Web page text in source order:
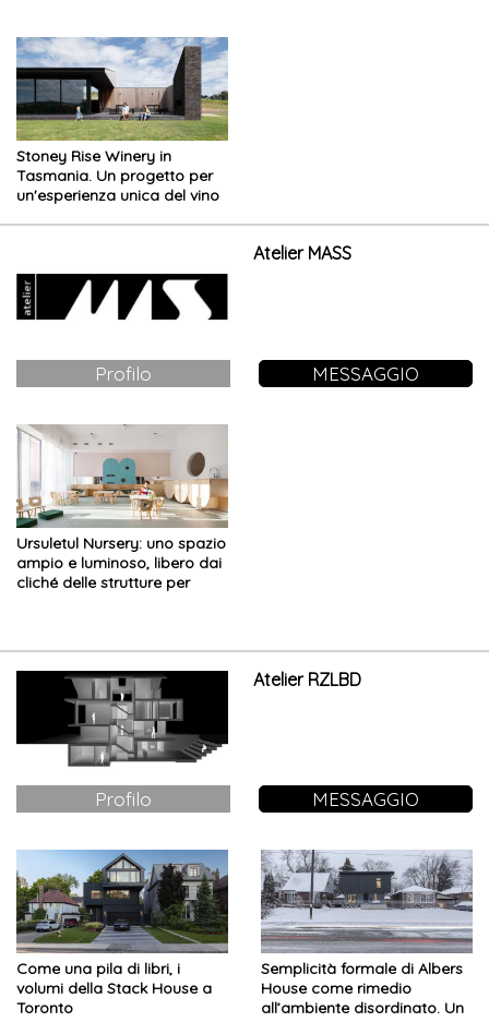
naturalistica mondiale
Stoney Rise Winery in
Tasmania. Un progetto per
un'esperienza unica del vino
Atelier MASS
Profilo MESSAGGIO
Ursuletul Nursery: uno spazio
ampio e luminoso, libero dai
cliché delle strutture per
Atelier RZLBD
Profilo MESSAGGIO
Come una pila di libri, i
volumi della Stack House a
Toronto
Semplicità formale di Albers
House come rimedio
all’ambiente disordinato. Un